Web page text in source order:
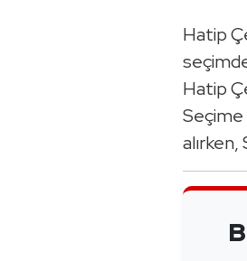
Hatip
seçimde
Hatip
Seçime
alırken,